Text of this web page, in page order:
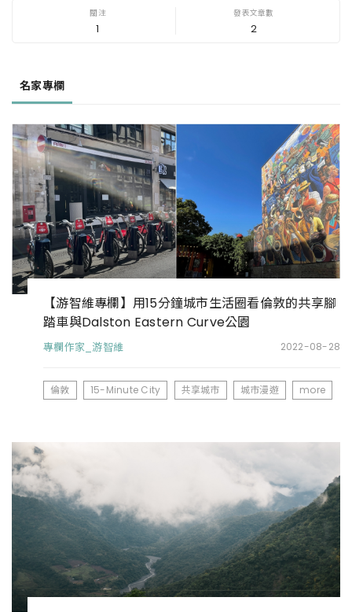
1 2
名家專欄
【游智維專欄】用15分鐘城市生活圈看倫敦的共享腳
踏車與Dalston Eastern Curve公園
專欄作家_游智維 2022-08-28
倫敦 15-Minute City 共享城市 城市漫遊 more